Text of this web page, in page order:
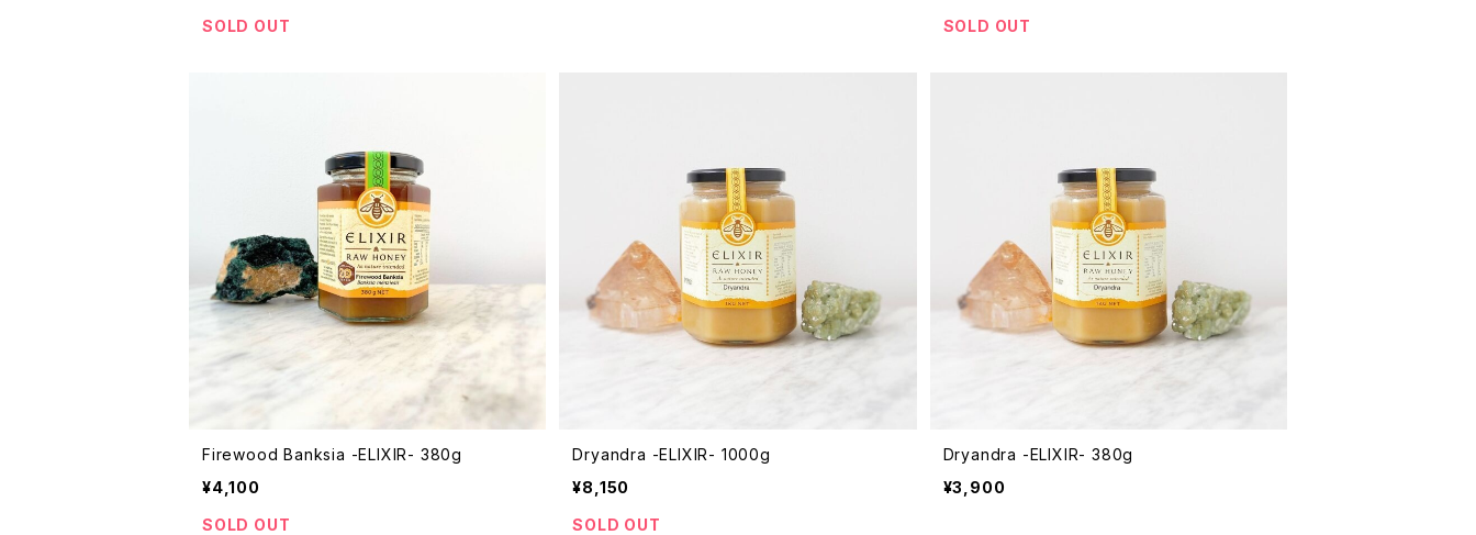
SOLD OUT
SOLD OUT
Firewood Banksia -ELIXIR- 380g
¥4,100
SOLD OUT
Dryandra -ELIXIR- 1000g
¥8,150
SOLD OUT
Dryandra -ELIXIR- 380g
¥3,900